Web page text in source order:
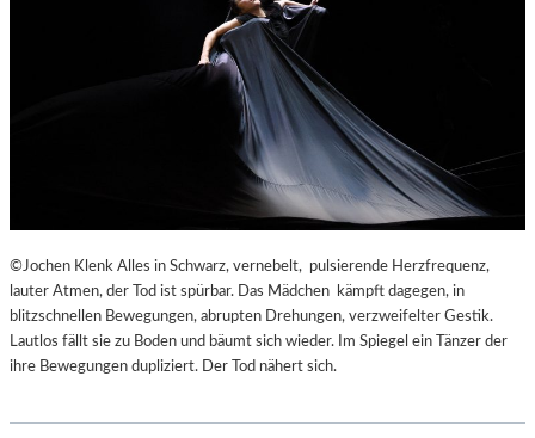
©Jochen Klenk Alles in Schwarz, vernebelt, pulsierende Herzfrequenz,
lauter Atmen, der Tod ist spürbar. Das Mädchen kämpft dagegen, in
blitzschnellen Bewegungen, abrupten Drehungen, verzweifelter Gestik.
Lautlos fällt sie zu Boden und bäumt sich wieder. Im Spiegel ein Tänzer der
ihre Bewegungen dupliziert. Der Tod nähert sich.